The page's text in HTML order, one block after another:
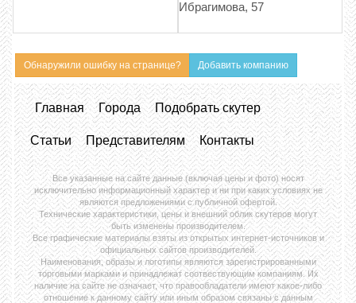
Ибрагимова, 57
Обнаружили ошибку на странице? Добавить компанию
Главная Города Подобрать скутер
Статьи Представителям Контакты
Все указанные на сайте данные (включая цены и фото) носят
исключительно информационный характер и ни при каких условиях не
являются предложениями с публичной офертой.
Технические характеристики, цены и внешний облик скутеров могут
быть изменены производителем.
Все графические материалы взяты из открытых интернет-источников и
официальных сайтов производителей.
Наименования, образы и логотипы являются зарегистрированными
торговыми марками и принадлежат соотвествующим компаниям. Их
наличие на сайте не означает, что правообладатели имеют какое-либо
отношение к данному сайту или иным образом связаны с данным